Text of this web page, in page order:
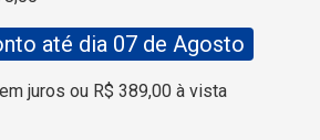
até dia 07 de Agosto
juros ou R$ 389,00 à vista